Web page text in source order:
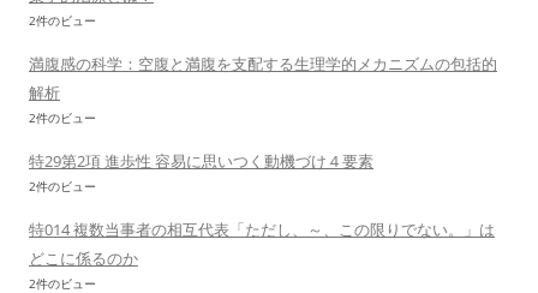
2件のビュー
満腹感の科学：空腹と満腹を支配する生理学的メカニズムの包括的
解析
2件のビュー
特29第2項 進歩性 容易に思いつく動機づけ４要素
2件のビュー
特014 複数当事者の相互代表「ただし、～、この限りでない。」は
どこに係るのか
2件のビュー